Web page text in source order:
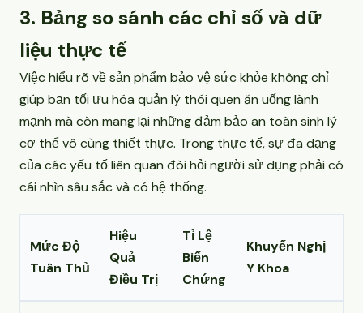
3. Bảng so sánh các chỉ số và dữ
liệu thực tế
Việc hiểu rõ về sản phẩm bảo vệ sức khỏe không chỉ
giúp bạn tối ưu hóa quản lý thói quen ăn uống lành
mạnh mà còn mang lại những đảm bảo an toàn sinh lý
cơ thể vô cùng thiết thực. Trong thực tế, sự đa dạng
của các yếu tố liên quan đòi hỏi người sử dụng phải có
cái nhìn sâu sắc và có hệ thống.
Mức Độ
Tuân Thủ
Hiệu
Quả
Điều Trị
Tỉ Lệ
Biến
Chứng
Khuyến Nghị
Y Khoa